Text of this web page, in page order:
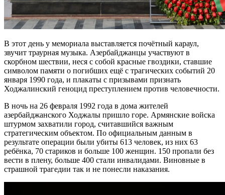
В этот день у мемориала выставляется почётный караул,
звучит траурная музыка. Азербайджанцы участвуют в
скорбном шествии, неся с собой красные гвоздики, ставшие
символом памяти о погибших ещё с трагических событий 20
января 1990 года, и плакаты с призывами признать
Ходжалинский геноцид преступлением против человечности.
В ночь на 26 февраля 1992 года в дома жителей
азербайджанского Ходжалы пришло горе. Армянские войска
штурмом захватили город, считавшийся важным
стратегическим объектом. По официальным данным в
результате операции были убиты 613 человек, из них 63
ребёнка, 70 стариков и больше 100 женщин. 150 пропали без
вести в плену, больше 400 стали инвалидами. Виновные в
страшной трагедии так и не понесли наказания.